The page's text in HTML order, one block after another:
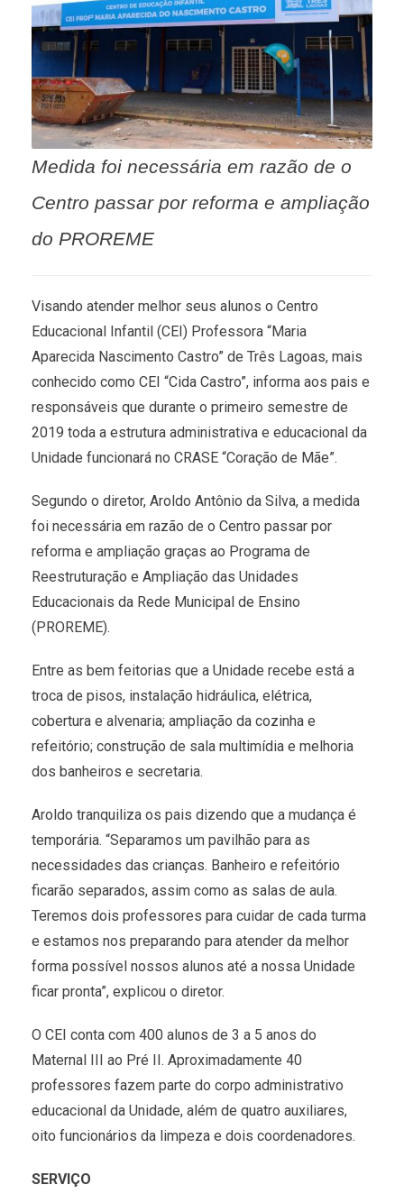
Medida foi necessária em razão de o
Centro passar por reforma e ampliação
do PROREME
Visando atender melhor seus alunos o Centro
Educacional Infantil (CEI) Professora “Maria
Aparecida Nascimento Castro” de Três Lagoas, mais
conhecido como CEI “Cida Castro”, informa aos pais e
responsáveis que durante o primeiro semestre de
2019 toda a estrutura administrativa e educacional da
Unidade funcionará no CRASE “Coração de Mãe”.
Segundo o diretor, Aroldo Antônio da Silva, a medida
foi necessária em razão de o Centro passar por
reforma e ampliação graças ao Programa de
Reestruturação e Ampliação das Unidades
Educacionais da Rede Municipal de Ensino
(PROREME).
Entre as bem feitorias que a Unidade recebe está a
troca de pisos, instalação hidráulica, elétrica,
cobertura e alvenaria; ampliação da cozinha e
refeitório; construção de sala multimídia e melhoria
dos banheiros e secretaria.
Aroldo tranquiliza os pais dizendo que a mudança é
temporária. “Separamos um pavilhão para as
necessidades das crianças. Banheiro e refeitório
ficarão separados, assim como as salas de aula.
Teremos dois professores para cuidar de cada turma
e estamos nos preparando para atender da melhor
forma possível nossos alunos até a nossa Unidade
ficar pronta”, explicou o diretor.
O CEI conta com 400 alunos de 3 a 5 anos do
Maternal III ao Pré II. Aproximadamente 40
professores fazem parte do corpo administrativo
educacional da Unidade, além de quatro auxiliares,
oito funcionários da limpeza e dois coordenadores.
SERVIÇO